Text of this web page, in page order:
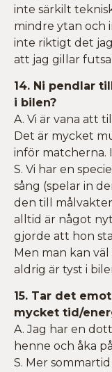
inte särkilt
mindre ytan och
inte riktigt det
att jag gillar
14. Ni pendlar
i bilen?
A. Vi är vana att
Det är mycket
inför matcherna.
S. Vi har en
sång (spelar in
den till
alltid är något
gjorde att hon
Men man kan
aldrig är tyst i
15. Tar det
mycket tid/
A. Jag har en
henne och åka
S. Mer